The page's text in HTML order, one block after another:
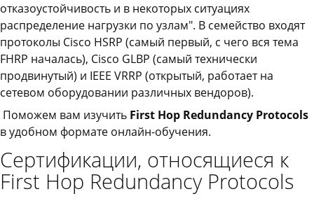
отказоустойчивость и в некоторых ситуациях
распределение нагрузки по узлам". В семейство входят
протоколы Cisco HSRP (самый первый, с чего вся тема
FHRP началась), Cisco GLBP (самый технически
продвинутый) и IEEE VRRP (открытый, работает на
сетевом оборудовании различных вендоров).
Поможем вам изучить First Hop Redundancy Protocols
в удобном формате онлайн-обучения.
Сертификации, относящиеся к
First Hop Redundancy Protocols